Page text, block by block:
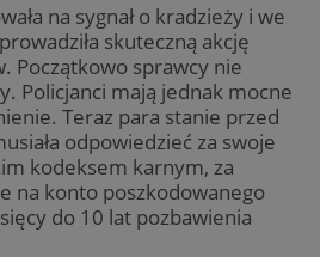
na sygnał o kradzieży i we
skuteczną akcję
Początkowo sprawcy nie
Policjanci mają jednak mocne
Teraz para stanie przed
odpowiedzieć za swoje
kodeksem karnym, za
na konto poszkodowanego
do 10 lat pozbawienia